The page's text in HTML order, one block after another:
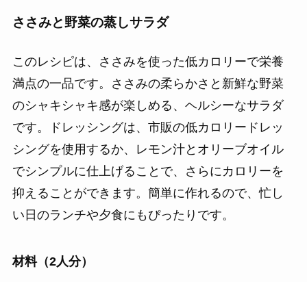
ささみと野菜の蒸しサラダ
このレシピは、ささみを使った低カロリーで栄養
満点の一品です。ささみの柔らかさと新鮮な野菜
のシャキシャキ感が楽しめる、ヘルシーなサラダ
です。ドレッシングは、市販の低カロリードレッ
シングを使用するか、レモン汁とオリーブオイル
でシンプルに仕上げることで、さらにカロリーを
抑えることができます。簡単に作れるので、忙し
い日のランチや夕食にもぴったりです。
材料（2人分）